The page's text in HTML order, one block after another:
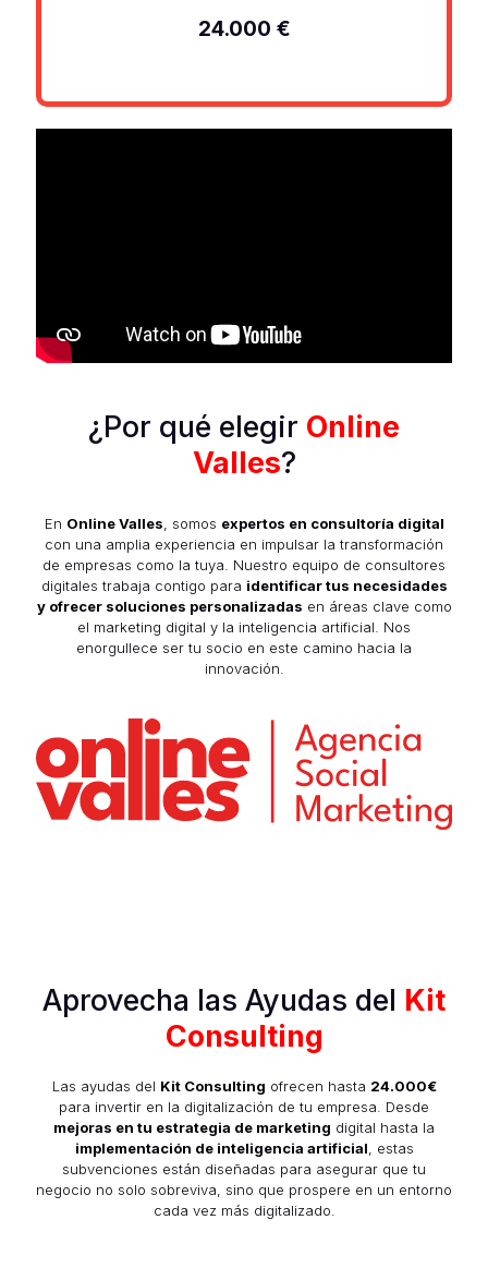
24.000 €
¿Por qué elegir Online
Valles?
En Online Valles , somos expertos en consultoría digital
con una amplia experiencia en impulsar la transformación
de empresas como la tuya. Nuestro equipo de consultores
digitales trabaja contigo para identificar tus necesidades
y ofrecer soluciones personalizadas en áreas clave como
el marketing digital y la inteligencia artificial. Nos
enorgullece ser tu socio en este camino hacia la
innovación.
Aprovecha las Ayudas del Kit
Consulting
Las ayudas del Kit Consulting ofrecen hasta 24.000€
para invertir en la digitalización de tu empresa. Desde
mejoras en tu estrategia de marketing digital hasta la
implementación de inteligencia artificial , estas
subvenciones están diseñadas para asegurar que tu
negocio no solo sobreviva, sino que prospere en un entorno
cada vez más digitalizado.